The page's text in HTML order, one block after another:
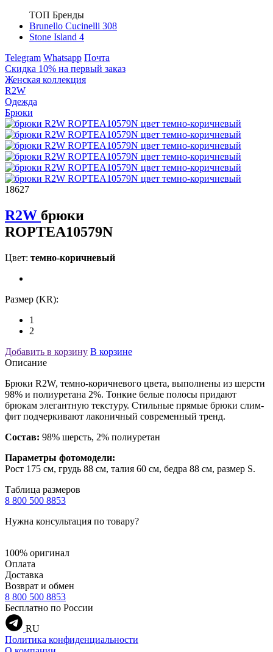
ТОП Бренды
Brunello Cucinelli 308
Stone Island 4
Telegram Whatsapp Почта
Скидка 10% на первый заказ
Женская коллекция
R2W
Одежда
Брюки
18627
R2W брюки
ROPTEA10579N
Цвет: темно-коричневый
Размер (KR):
1
2
Добавить в корзину В корзине
Описание
Брюки R2W, темно-коричневого цвета, выполнены из шерсти
98% и полиуретана 2%. Тонкие белые полосы придают
брюкам элегантную текстуру. Стильные прямые брюки слим-
фит подчеркивают лаконичный современный тренд.
Состав: 98% шерсть, 2% полиуретан
Параметры фотомодели:
Рост 175 см, грудь 88 см, талия 60 см, бедра 88 см, размер S.
Таблица размеров
8 800 500 8853
Нужна консультация по товару?
100% оригинал
Оплата
Доставка
Возврат и обмен
8 800 500 8853
Бесплатно по России
RU
Политика конфиденциальности